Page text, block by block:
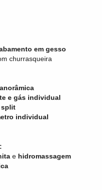
em gesso
churrasqueira
e gás individual
split
individual
e hidromassagem